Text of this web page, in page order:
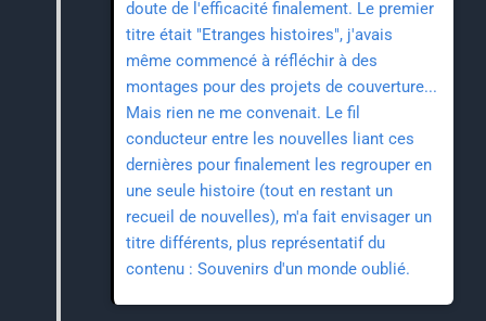
doute de l'efficacité finalement. Le premier
titre était "Etranges histoires", j'avais
même commencé à réfléchir à des
montages pour des projets de couverture...
Mais rien ne me convenait. Le fil
conducteur entre les nouvelles liant ces
dernières pour finalement les regrouper en
une seule histoire (tout en restant un
recueil de nouvelles), m'a fait envisager un
titre différents, plus représentatif du
contenu : Souvenirs d'un monde oublié.